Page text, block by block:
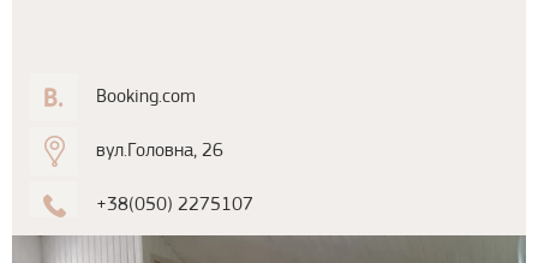
Booking.com
вул.Головна, 26
+38(050) 2275107